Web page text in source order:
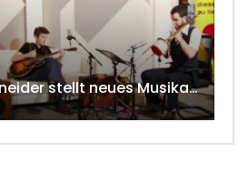
Norbert Schneider stellt neues Musikalbum vor 2020 w4tv168